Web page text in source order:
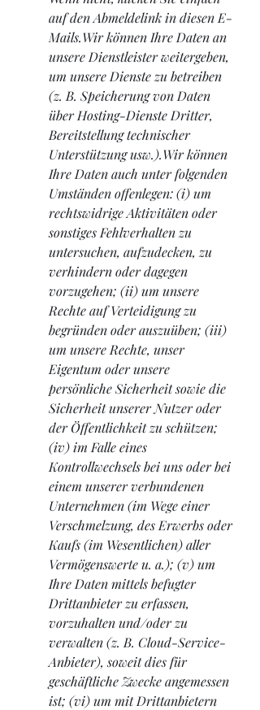
auf den Abmeldelink in diesen E-
Mails.Wir können Ihre Daten an
unsere Dienstleister weitergeben,
um unsere Dienste zu betreiben
(z. B. Speicherung von Daten
über Hosting-Dienste Dritter,
Bereitstellung technischer
Unterstützung usw.).Wir können
Ihre Daten auch unter folgenden
Umständen offenlegen: (i) um
rechtswidrige Aktivitäten oder
sonstiges Fehlverhalten zu
untersuchen, aufzudecken, zu
verhindern oder dagegen
vorzugehen; (ii) um unsere
Rechte auf Verteidigung zu
begründen oder auszuüben; (iii)
um unsere Rechte, unser
Eigentum oder unsere
persönliche Sicherheit sowie die
Sicherheit unserer Nutzer oder
der Öffentlichkeit zu schützen;
(iv) im Falle eines
Kontrollwechsels bei uns oder bei
einem unserer verbundenen
Unternehmen (im Wege einer
Verschmelzung, des Erwerbs oder
Kaufs (im Wesentlichen) aller
Vermögenswerte u. a.); (v) um
Ihre Daten mittels befugter
Drittanbieter zu erfassen,
vorzuhalten und/oder zu
verwalten (z. B. Cloud-Service-
Anbieter), soweit dies für
geschäftliche Zwecke angemessen
ist; (vi) um mit Drittanbietern